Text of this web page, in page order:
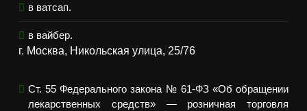
в ватсап.
в вайбер.
г. Москва, Никольская улица, 25/76
Ст. 55 Федерального закона № 61-ФЗ «Об обращении
лекарственных средств» — розничная торговля